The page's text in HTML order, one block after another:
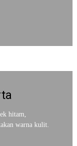
hitam,
warna kulit.